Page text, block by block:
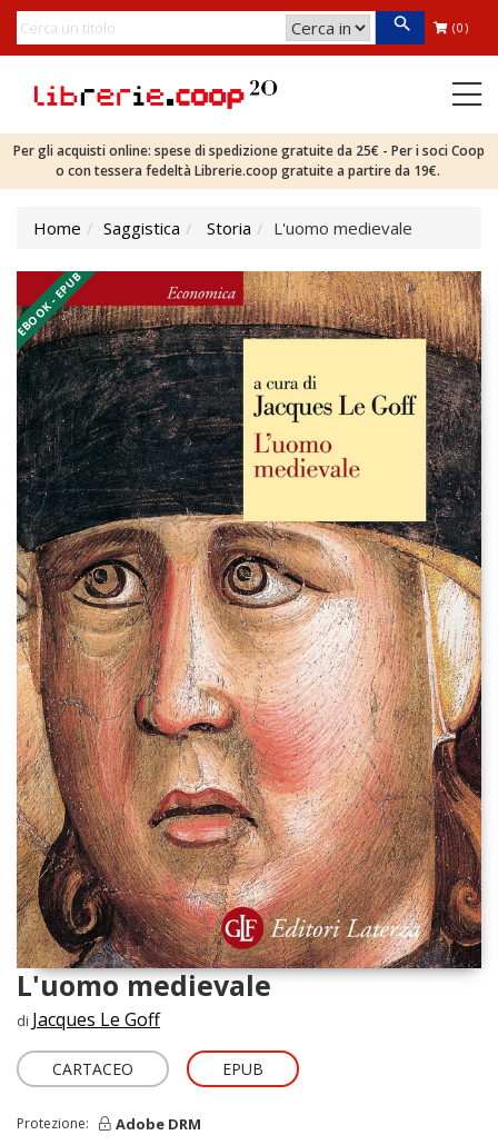
(0)
Per gli acquisti online: spese di spedizione gratuite da 25€ - Per i soci Coop
o con tessera fedeltà Librerie.coop gratuite a partire da 19€.
Home Saggistica Storia L'uomo medievale
EBOOK - EPUB
L'uomo medievale
di Jacques Le Goff
CARTACEO EPUB
Protezione: Adobe DRM